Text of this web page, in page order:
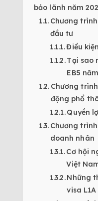
bảo lãnh năm
Chương
đầu tư
Điều
Tại sao
EB5
Chương
động phổ
Quyền
Chương
doanh nhân
Cơ hội
Việt
Những
visa L1A